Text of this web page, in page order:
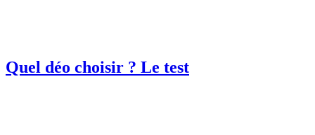
Quel déo choisir ? Le test